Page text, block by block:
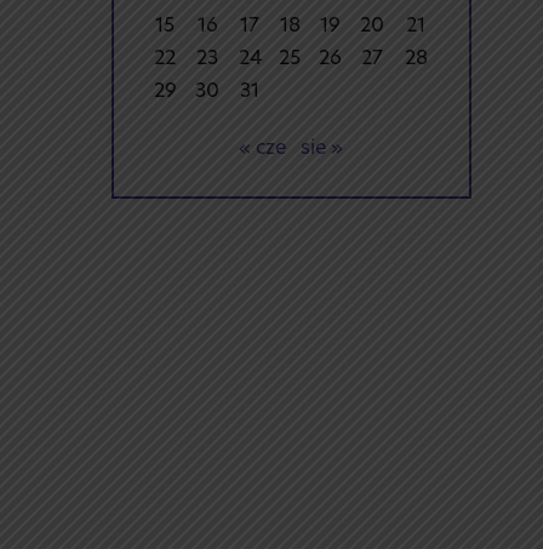
15
16 17 18 19 20
21
22
23 24 25 26 27
28
29
30 31
« cze sie »